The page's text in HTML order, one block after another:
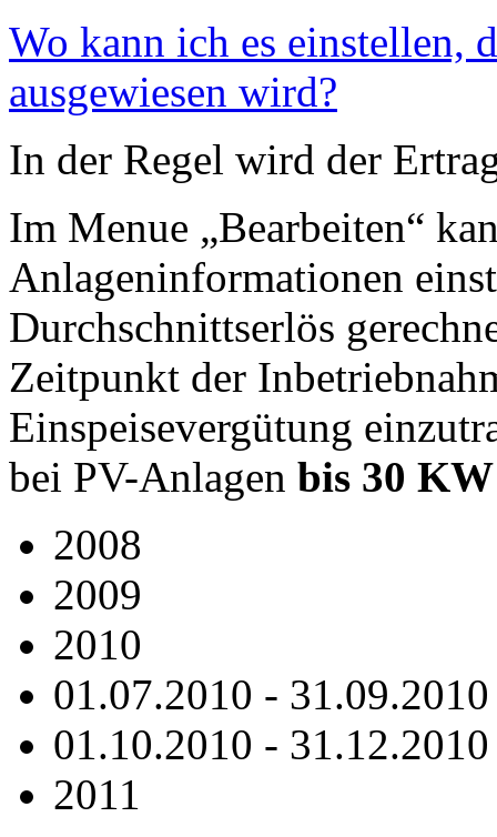
Wo kann ich es einstellen,
ausgewiesen wird?
In der Regel wird der
Im Menue „Bearbeiten“
Anlageninformationen
Durchschnittserlös
Zeitpunkt der
Einspeisevergütung
bei PV-Anlagen bis 30 KW
2008
2009
2010
01.07.2010 -
01.10.2010 -
2011